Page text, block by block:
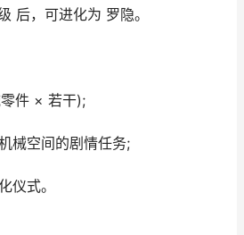
后，可进化为 罗隐。
件 × 若干);
械空间的剧情任务;
仪式。